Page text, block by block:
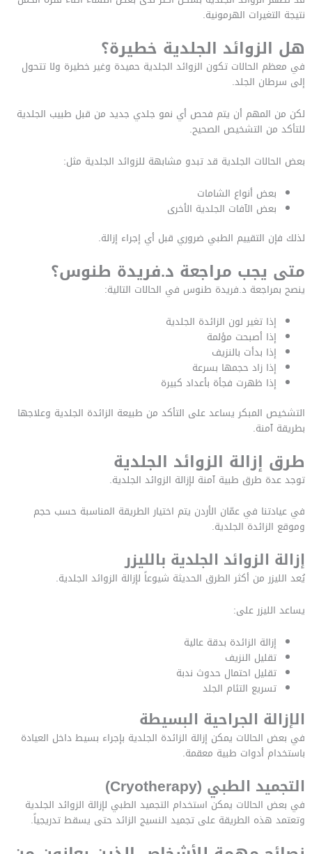
نتيجة التغيرات الهرمونية.
هل الزوائد الجلدية خطيرة؟
في معظم الحالات تكون الزوائد الجلدية حميدة وغير خطيرة ولا تتحول
إلى سرطان الجلد.
لكن من المهم أن يتم فحص أي نمو جلدي جديد من قبل طبيب الجلدية
للتأكد من التشخيص الصحيح.
بعض الحالات الجلدية قد تبدو مشابهة للزوائد الجلدية مثل:
بعض أنواع الشامات
بعض الآفات الجلدية الأخرى
لذلك فإن التقييم الطبي ضروري قبل أي إجراء إزالة.
متى يجب مراجعة د.فريدة طنوس؟
ينصح بمراجعة د.فريدة طنوس في الحالات التالية:
إذا تغير لون الزائدة الجلدية
إذا أصبحت مؤلمة
إذا بدأت بالنزيف
إذا زاد حجمها بسرعة
إذا ظهرت فجأة بأعداد كبيرة
التشخيص المبكر يساعد على التأكد من طبيعة الزائدة الجلدية وعلاجها
بطريقة آمنة.
طرق إزالة الزوائد الجلدية
توجد عدة طرق طبية آمنة لإزالة الزوائد الجلدية.
في عيادتنا في عمّان الأردن يتم اختيار الطريقة المناسبة حسب حجم
وموقع الزائدة الجلدية.
إزالة الزوائد الجلدية بالليزر
يُعد الليزر من أكثر الطرق الحديثة شيوعاً لإزالة الزوائد الجلدية.
يساعد الليزر على:
إزالة الزائدة بدقة عالية
تقليل النزيف
تقليل احتمال حدوث ندبة
تسريع التئام الجلد
الإزالة الجراحية البسيطة
في بعض الحالات يمكن إزالة الزائدة الجلدية بإجراء بسيط داخل العيادة
باستخدام أدوات طبية معقمة.
التجميد الطبي (Cryotherapy)
في بعض الحالات يمكن استخدام التجميد الطبي لإزالة الزوائد الجلدية
وتعتمد هذه الطريقة على تجميد النسيج الزائد حتى يسقط تدريجياً.